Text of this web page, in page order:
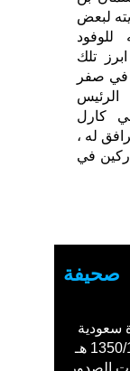
لبعض
للوفود
تلك
في صفر
الرئيس
كارل
له ،
في
صحيفة
سعودية
أسسها: محمد صالح نصيف في 1350/11/27 هـ
وعاودت الصدور